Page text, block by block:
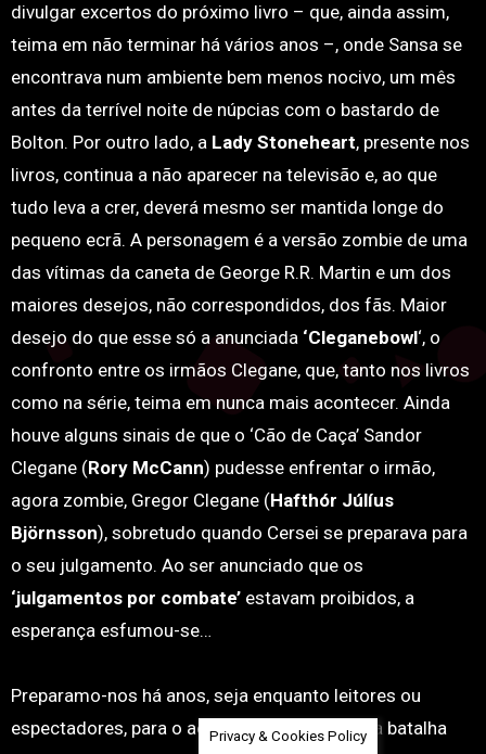
divulgar excertos do próximo livro – que, ainda assim,
teima em não terminar há vários anos –, onde Sansa se
encontrava num ambiente bem menos nocivo, um mês
antes da terrível noite de núpcias com o bastardo de
Bolton. Por outro lado, a Lady Stoneheart, presente nos
livros, continua a não aparecer na televisão e, ao que
tudo leva a crer, deverá mesmo ser mantida longe do
pequeno ecrã. A personagem é a versão zombie de uma
das vítimas da caneta de George R.R. Martin e um dos
maiores desejos, não correspondidos, dos fãs. Maior
desejo do que esse só a anunciada ‘Cleganebowl‘, o
confronto entre os irmãos Clegane, que, tanto nos livros
como na série, teima em nunca mais acontecer. Ainda
houve alguns sinais de que o ‘Cão de Caça’ Sandor
Clegane (Rory McCann) pudesse enfrentar o irmão,
agora zombie, Gregor Clegane (Hafthór Júlíus
Björnsson), sobretudo quando Cersei se preparava para
o seu julgamento. Ao ser anunciado que os
‘julgamentos por combate’ estavam proibidos, a
esperança esfumou-se…
Preparamo-nos há anos, seja enquanto leitores ou
espectadores, para o acontecimento da épica batalha
Privacy & Cookies Policy